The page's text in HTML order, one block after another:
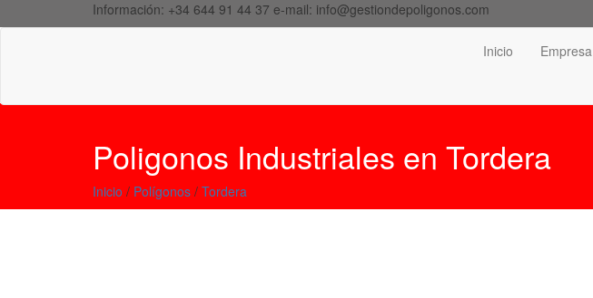
Información: +34 644 91 44 37 e-mail: info@gestiondepoligonos.com
Inicio Empresa
Poligonos Industriales en Tordera
Inicio / Polígonos / Tordera